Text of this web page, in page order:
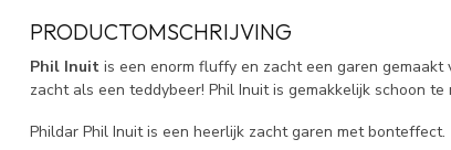
PRODUCTOMSCHRIJVING
Phil Inuit is een enorm fluffy en zacht een garen
zacht als een teddybeer! Phil Inuit is gemakkelijk schoon
Phildar Phil Inuit is een heerlijk zacht garen met bonteffect.